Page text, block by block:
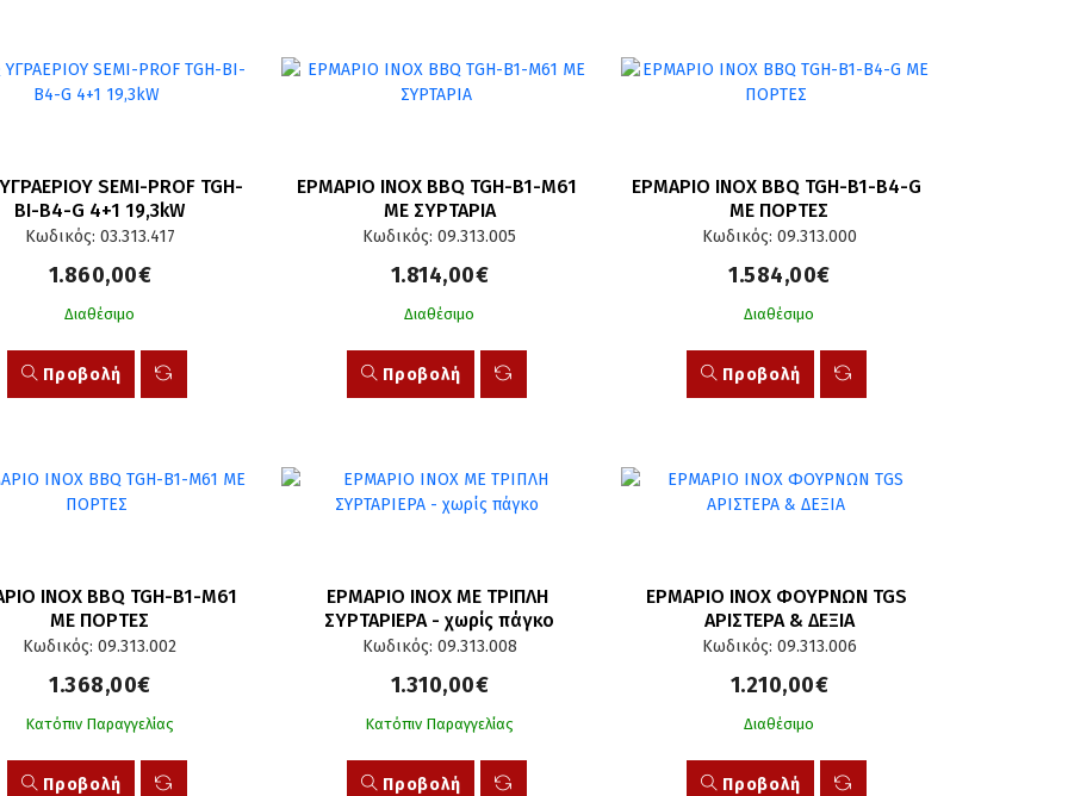
SEMI-PROF TGH-
BI-B4-G 4+1 19,3kW
Κωδικός: 03.313.417
1.860,00€
Διαθέσιμο
Προβολή
ΕΡΜΑΡΙΟ INOX BBQ TGH-B1-M61
ΜΕ ΣΥΡΤΑΡΙΑ
Κωδικός: 09.313.005
1.814,00€
Διαθέσιμο
Προβολή
ΕΡΜΑΡΙΟ INOX BBQ TGH-B1-B4-G
ΜΕ ΠΟΡΤΕΣ
Κωδικός: 09.313.000
1.584,00€
Διαθέσιμο
Προβολή
INOX BBQ TGH-B1-M61
ΜΕ ΠΟΡΤΕΣ
Κωδικός: 09.313.002
1.368,00€
Κατόπιν Παραγγελίας
Προβολή
ΕΡΜΑΡΙΟ INOX ΜΕ ΤΡΙΠΛΗ
ΣΥΡΤΑΡΙΕΡΑ - χωρίς πάγκο
Κωδικός: 09.313.008
1.310,00€
Κατόπιν Παραγγελίας
Προβολή
ΕΡΜΑΡΙΟ ΙΝΟΧ ΦΟΥΡΝΩΝ TGS
ΑΡΙΣΤΕΡΑ & ΔΕΞΙΑ
Κωδικός: 09.313.006
1.210,00€
Διαθέσιμο
Προβολή